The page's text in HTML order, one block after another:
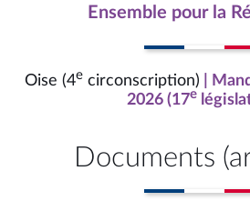
Ensemble pour la
Oise (4e circonscription)
|
2026 (17e
Documents